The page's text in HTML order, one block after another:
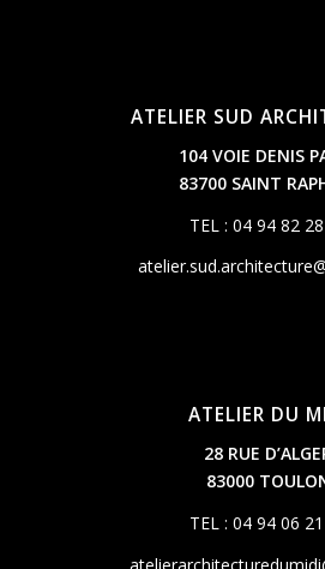
ATELIER SUD
104 VOIE DENIS
83700 SAINT
TEL : 04 94 82
ATELIER DU
28 RUE
83000
TEL : 04 94 06